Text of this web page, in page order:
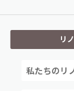
リ
私たちのリ